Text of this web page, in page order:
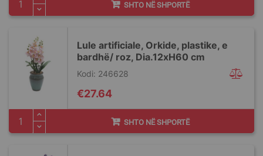
SHTO NË SHPORTË
Lule artificiale, Orkide, plastike, e
bardhë/ roz, Dia.12xH60 cm
Kodi: 246628
€27.64
SHTO NË SHPORTË